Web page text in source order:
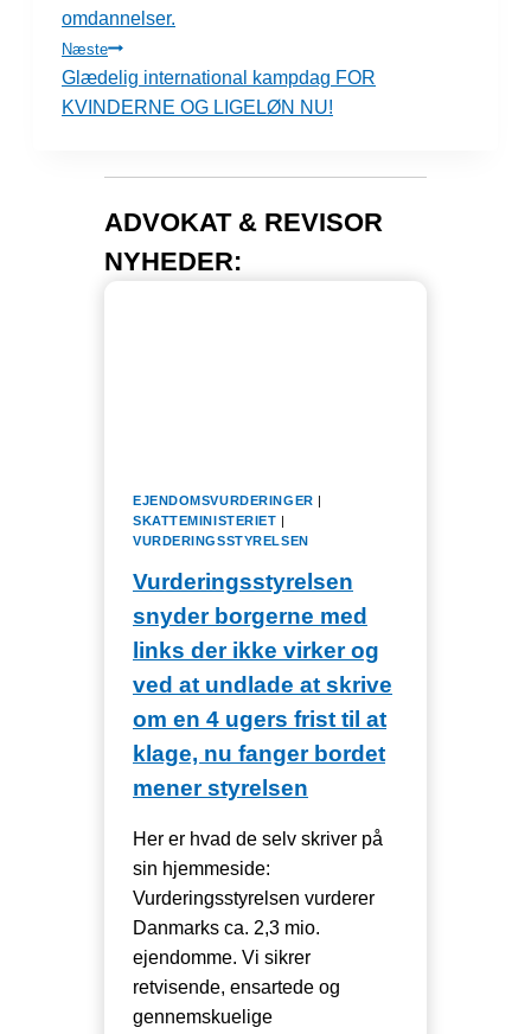
omdannelser.
Næste
Glædelig international kampdag FOR
KVINDERNE OG LIGELØN NU!
ADVOKAT & REVISOR
NYHEDER:
EJENDOMSVURDERINGER |
SKATTEMINISTERIET |
VURDERINGSSTYRELSEN
Vurderingsstyrelsen
snyder borgerne med
links der ikke virker og
ved at undlade at skrive
om en 4 ugers frist til at
klage, nu fanger bordet
mener styrelsen
Her er hvad de selv skriver på
sin hjemmeside:
Vurderingsstyrelsen vurderer
Danmarks ca. 2,3 mio.
ejendomme. Vi sikrer
retvisende, ensartede og
gennemskuelige